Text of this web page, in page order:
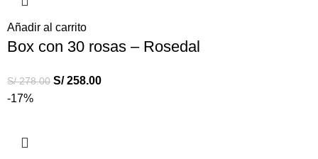
Añadir al carrito
Box con 30 rosas – Rosedal
S/278.00 S/258.00
-17%